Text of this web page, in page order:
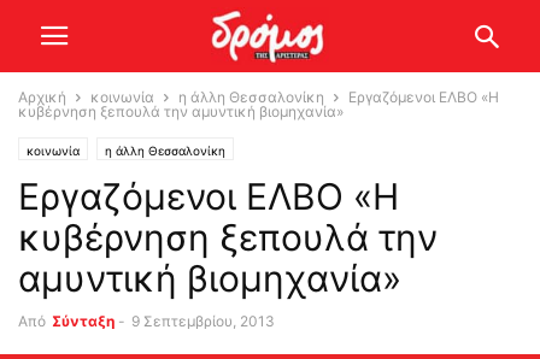
Αρχική κοινωνία η άλλη Θεσσαλονίκη
Εργαζόμενοι ΕΛΒΟ «Η
κυβέρνηση ξεπουλά την αμυντική βιομηχανία»
κοινωνία η άλλη Θεσσαλονίκη
Εργαζόμενοι ΕΛΒΟ «Η
κυβέρνηση ξεπουλά την
αμυντική βιομηχανία»
Από Σύνταξη - 9 Σεπτεμβρίου, 2013